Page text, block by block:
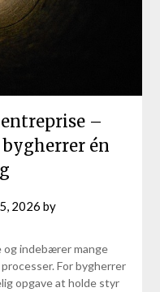
–
én
2026 by
indebærer mange
For bygherrer
opgave at holde styr